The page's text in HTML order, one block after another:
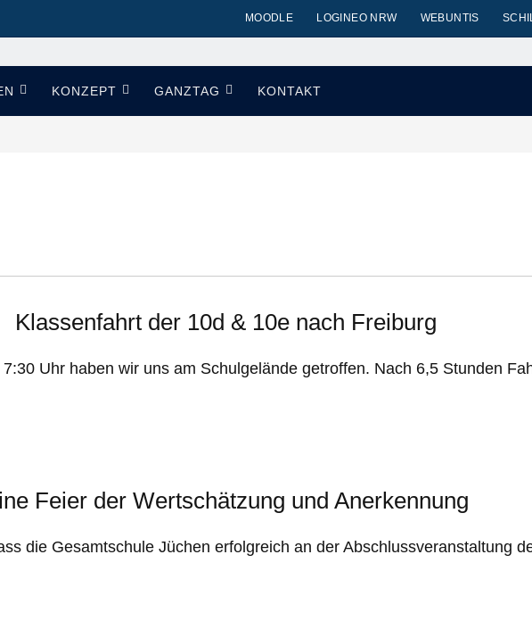
MOODLE LOGINEO NRW WEBUNTIS
KONZEPT GANZTAG KONTAKT
Klassenfahrt der 10d & 10e nach Freiburg
Uhr haben wir uns am Schulgelände getroffen. Nach 6,5 Stunden
Feier der Wertschätzung und Anerkennung
die Gesamtschule Jüchen erfolgreich an der Abschlussveranstaltung